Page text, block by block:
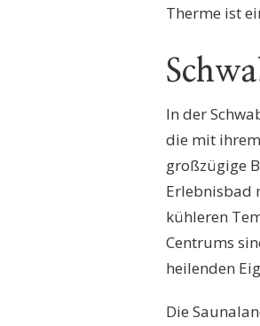
Therme ist
In der
die mit
großzügige
Erlebnisbad
kühleren
Centrums
heilenden
Die